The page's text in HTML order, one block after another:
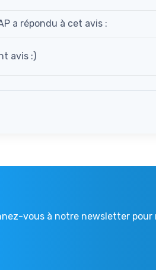
a répondu à cet avis :
avis :)
vous à notre newsletter